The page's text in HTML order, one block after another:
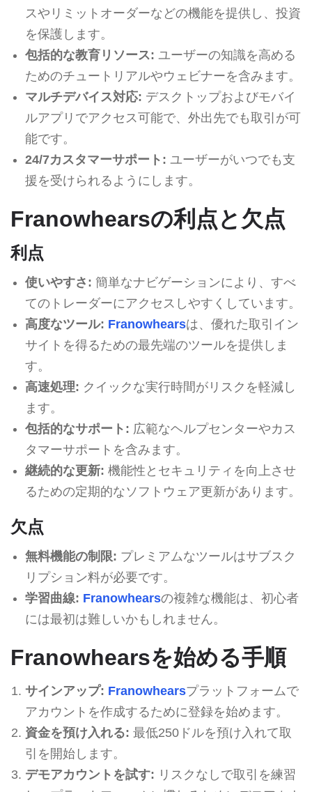
スやリミットオーダーなどの機能を提供し、投資
を保護します。
包括的な教育リソース: ユーザーの知識を高める
ためのチュートリアルやウェビナーを含みます。
マルチデバイス対応: デスクトップおよびモバイ
ルアプリでアクセス可能で、外出先でも取引が可
能です。
24/7カスタマーサポート: ユーザーがいつでも支
援を受けられるようにします。
Franowhearsの利点と欠点
利点
使いやすさ: 簡単なナビゲーションにより、すべ
てのトレーダーにアクセスしやすくしています。
高度なツール: Franowhearsは、優れた取引イン
サイトを得るための最先端のツールを提供しま
す。
高速処理: クイックな実行時間がリスクを軽減し
ます。
包括的なサポート: 広範なヘルプセンターやカス
タマーサポートを含みます。
継続的な更新: 機能性とセキュリティを向上させ
るための定期的なソフトウェア更新があります。
欠点
無料機能の制限: プレミアムなツールはサブスク
リプション料が必要です。
学習曲線: Franowhearsの複雑な機能は、初心者
には最初は難しいかもしれません。
Franowhearsを始める手順
サインアップ: Franowhearsプラットフォームで
アカウントを作成するために登録を始めます。
資金を預け入れる: 最低250ドルを預け入れて取
引を開始します。
デモアカウントを試す: リスクなしで取引を練習